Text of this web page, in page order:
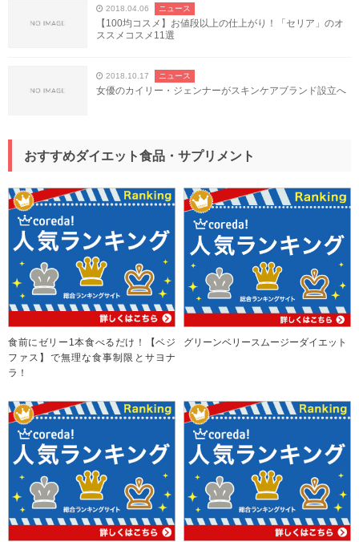
2018.04.06 ニュース
【100均コスメ】お値段以上の仕上がり！「セリア」のオ
ススメコスメ11選
2018.10.17 ニュース
女優のカイリー・ジェンナーがスキンケアブランド設立へ
おすすめダイエット食品・サプリメント
食前にゼリー1本食べるだけ！【ベジ
ファス】で無理な食事制限とサヨナ
ラ！
グリーンベリースムージーダイエット